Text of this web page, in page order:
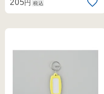
205円 税込